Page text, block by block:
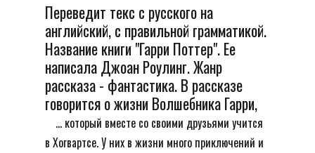
Переведит текс с русского на
английский, с правильной грамматикой.
Название книги "Гарри Поттер". Ее
написала Джоан Роулинг. Жанр
рассказа - фантастика. В рассказе
говорится о жизни Волшебника Гарри,
... который вместе со своими друзьями учится
в Хогвартсе. У них в жизни много приключений и